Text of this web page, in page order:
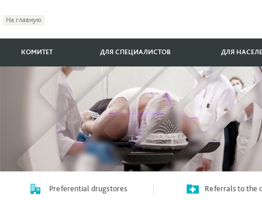
На главную
КОМИТЕТ ДЛЯ СПЕЦИАЛИСТОВ ДЛЯ
Preferential drugstores Referrals to the